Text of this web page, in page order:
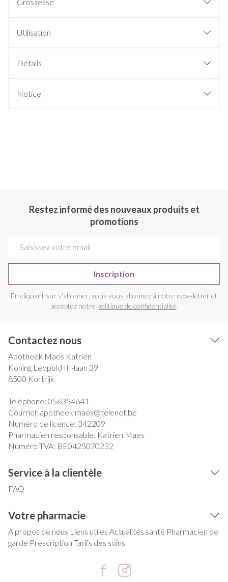
Utilisation
Détails
Notice
Restez informé des nouveaux produits et
promotions
Inscription
En cliquant sur s'abonner, vous vous abonnez à notre newsletter et
acceptez notre politique de confidentialité.
Contactez nous
Apotheek Maes Katrien
Koning Leopold III-laan 39
8500 Kortrijk
Téléphone: 056354641
Courriel: apotheek.maes@telenet.be
Numéro de licence: 342209
Pharmacien responsable: Katrien Maes
Numéro TVA: BE0425070232
Service à la clientèle
FAQ
Votre pharmacie
A propos de nous Liens utiles Actualités santé Pharmacien de
garde Prescription Tarifs des soins